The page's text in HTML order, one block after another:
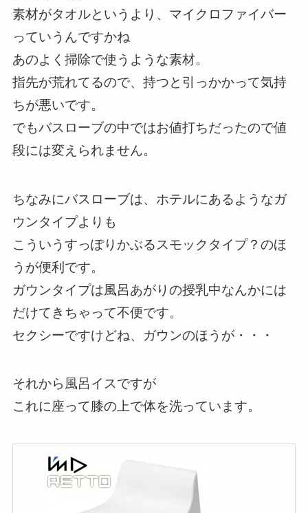
素材がタオルというより、マイクロファイバー
っていうんですかね
あのよく掃除で使うような素材。
指先が荒れてるので、持つと引っかかって気持
ちが悪いです。
でもバスローブの中ではお値打ちだったので値
段には変えられません。
ちなみにバスローブは、ホテルにあるようなガ
ウンタイプよりも
こういうすっぽりかぶるスモックタイプ？のほ
うが便利です。
ガウンタイプは風呂あがりの授乳中なんかには
だけてきちゃって不便です。
セクシーですけどね、ガウンのほうが・・・
それから風呂イスですが
これに座って膝の上で体を洗っています。